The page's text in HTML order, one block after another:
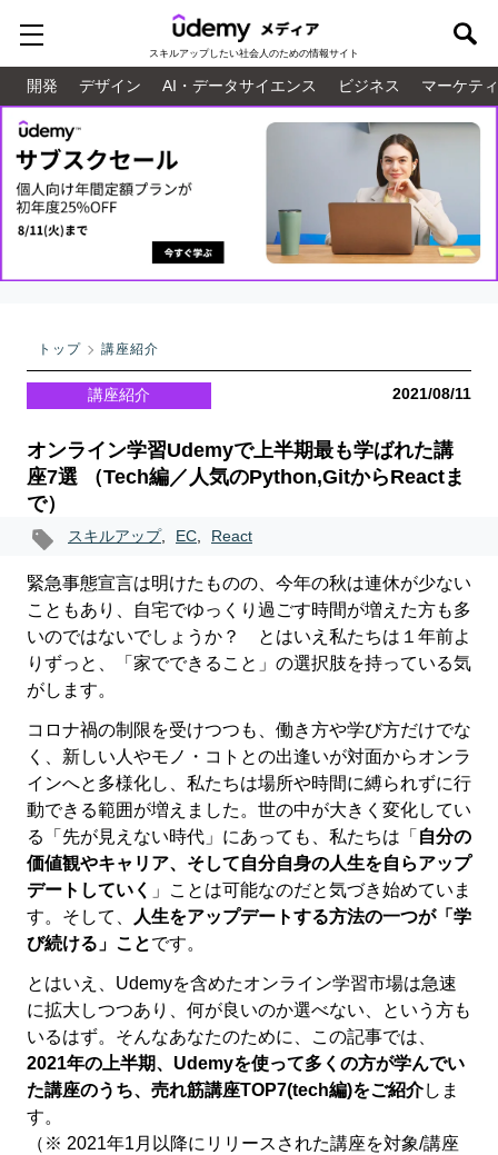
スキルアップしたい社会人のための情報サイト
開発 デザイン AI・データサイエンス ビジネス マーケテ
トップ 講座紹介
講座紹介 2021/08/11
オンライン学習Udemyで上半期最も学ばれた講
座7選 （Tech編／人気のPython,GitからReactま
で）
スキルアップ, EC, React
緊急事態宣言は明けたものの、今年の秋は連休が少ない
こともあり、自宅でゆっくり過ごす時間が増えた方も多
いのではないでしょうか？ とはいえ私たちは１年前よ
りずっと、「家でできること」の選択肢を持っている気
がします。
コロナ禍の制限を受けつつも、働き方や学び方だけでな
く、新しい人やモノ・コトとの出逢いが対面からオンラ
インへと多様化し、私たちは場所や時間に縛られずに行
動できる範囲が増えました。世の中が大きく変化してい
る「先が見えない時代」にあっても、私たちは「自分の
価値観やキャリア、そして自分自身の人生を自らアップ
デートしていく 」ことは可能なのだと気づき始めていま
す。そして、
人生をアップデートする方法の一つが「学
び続ける」ことです。
とはいえ、Udemyを含めたオンライン学習市場は急速
に拡大しつつあり、何が良いのか選べない、という方も
いるはず。そんなあなたのために、この記事では、
2021年の上半期、Udemyを使って多くの方が学んでい
た講座のうち、売れ筋講座TOP7(tech編)をご紹介しま
す。
（※ 2021年1月以降にリリースされた講座を対象/講座